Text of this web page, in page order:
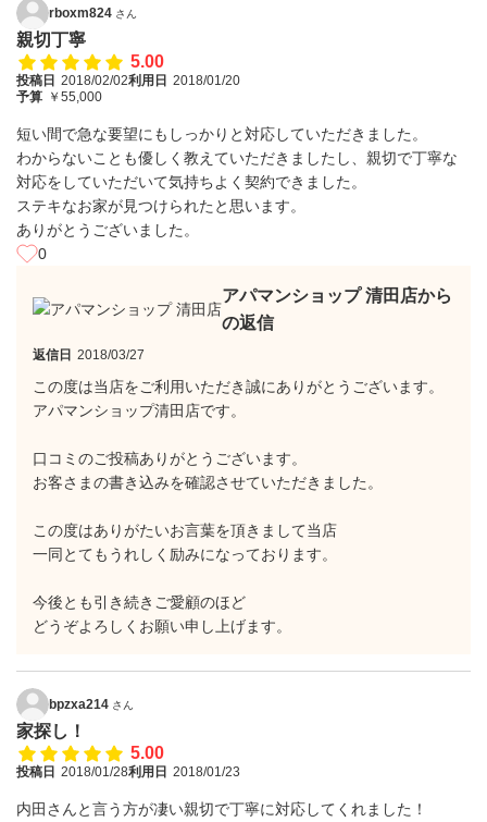
rboxm824 さん
親切丁寧
5.00
投稿日 2018/02/02利用日 2018/01/20
予算 ￥55,000
短い間で急な要望にもしっかりと対応していただきました。
わからないことも優しく教えていただきましたし、親切で丁寧な
対応をしていただいて気持ちよく契約できました。
ステキなお家が見つけられたと思います。
ありがとうございました。
0
アパマンショップ 清田店から
の返信
返信日 2018/03/27
この度は当店をご利用いただき誠にありがとうございます。
アパマンショップ清田店です。
口コミのご投稿ありがとうございます。
お客さまの書き込みを確認させていただきました。
この度はありがたいお言葉を頂きまして当店
一同とてもうれしく励みになっております。
今後とも引き続きご愛顧のほど
どうぞよろしくお願い申し上げます。
bpzxa214 さん
家探し！
5.00
投稿日 2018/01/28利用日 2018/01/23
内田さんと言う方が凄い親切で丁寧に対応してくれました！